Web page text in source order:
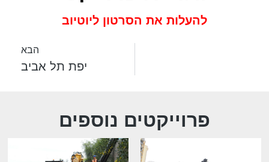
להעלות את הסרטון ליוטיוב
הבא
יפת תל אביב
פרוייקטים נוספים